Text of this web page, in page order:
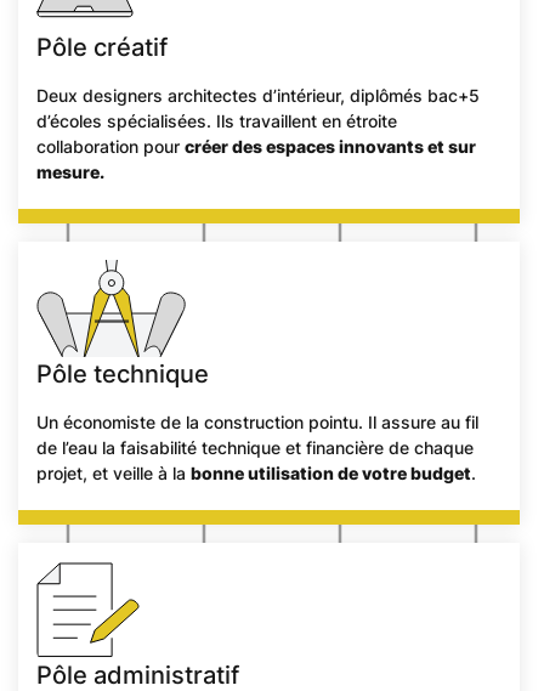
Pôle créatif
Deux designers architectes d’intérieur, diplômés bac+5
d’écoles spécialisées. Ils travaillent en étroite
collaboration pour créer des espaces innovants et sur
mesure.
Pôle technique
Un économiste de la construction pointu. Il assure au fil
de l’eau la faisabilité technique et financière de chaque
projet, et veille à la bonne utilisation de votre budget.
Pôle administratif